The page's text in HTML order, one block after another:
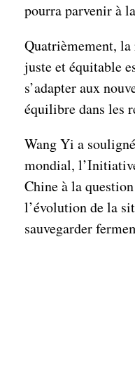
pourra parvenir à
Quatrièmement, la
juste et équitable
s’adapter aux
équilibre dans les
Wang Yi a
mondial,
Chine à la
l’évolution de la
sauvegarder